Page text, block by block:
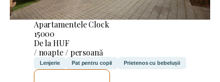
Apartamentele Clock
15000
De la HUF
/ noapte / persoană
Lenjerie Pat pentru copii Prietenos cu bebelușii